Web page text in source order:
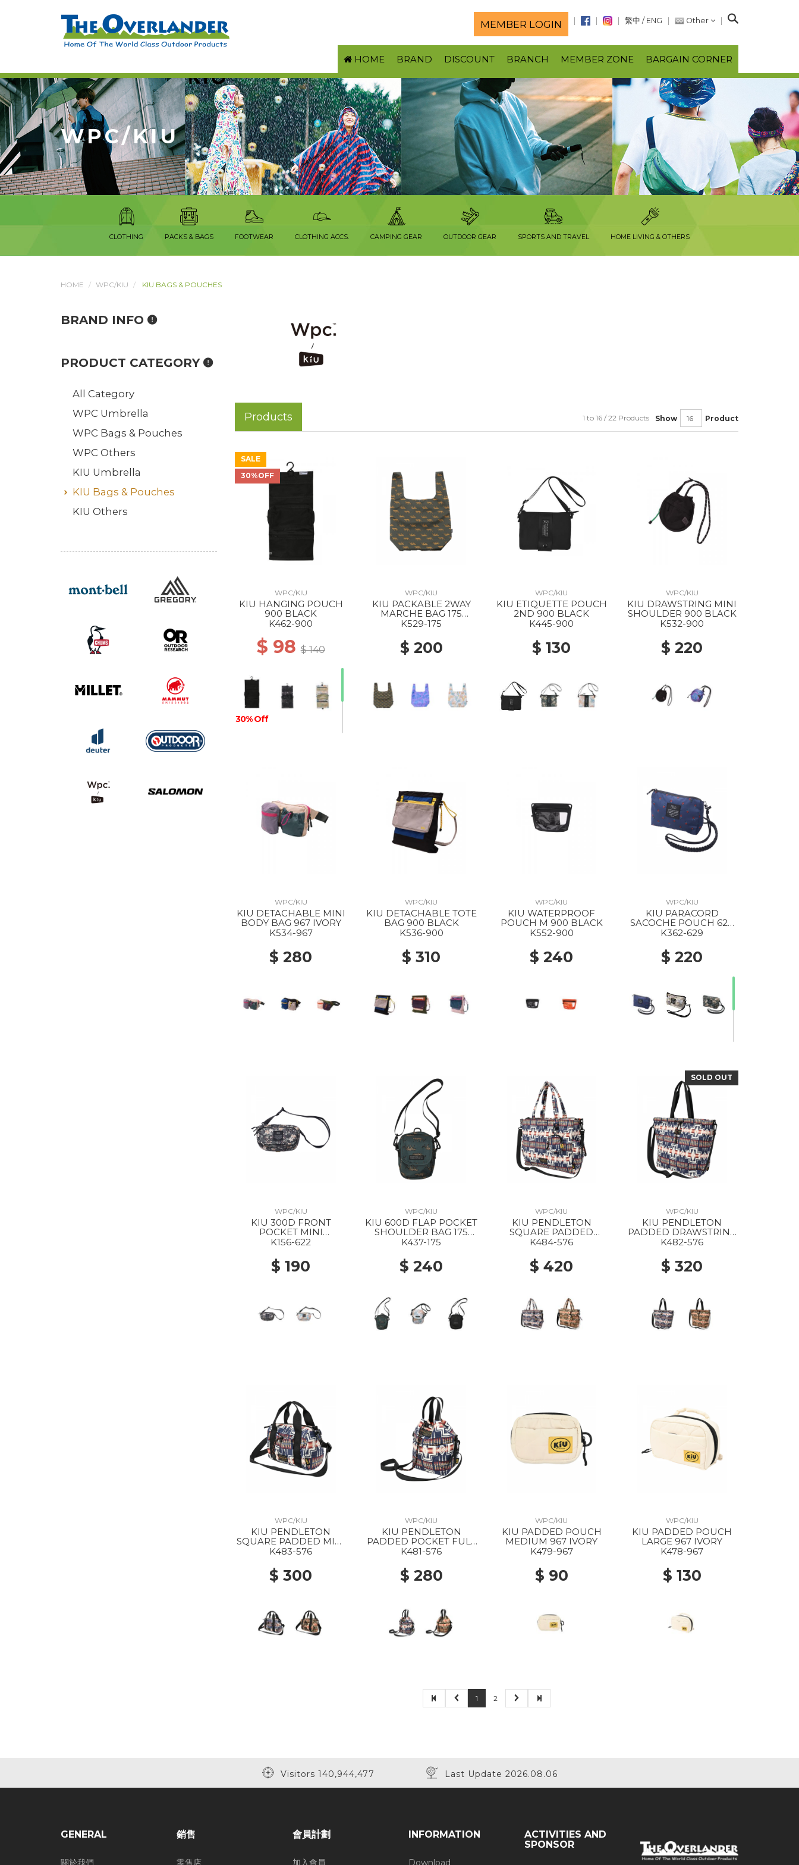
MEMBER LOGIN 繁中 / ENG Other
S
a
r
c
HOME BRAND DISCOUNT BRANCH MEMBER ZONE BARGAIN CORNER
WPC/KIU
CLOTHING PACKS & BAGS FOOTWEAR CLOTHING ACCS. CAMPING GEAR OUTDOOR GEAR SPORTS AND TRAVEL HOME LIVING & OTHERS
HOME WPC/KIU KIU BAGS & POUCHES
Products Show Product
1 to 16 / 22 Products
SALE
30%OFF
WPC/KIU
KIU HANGING POUCH
900 BLACK
K462-900
$ 98$ 140
30% Off
WPC/KIU
KIU PACKABLE 2WAY
MARCHE BAG 175
LEOPARD
K529-175
$ 200
WPC/KIU
KIU ETIQUETTE POUCH
2ND 900 BLACK
K445-900
$ 130
WPC/KIU
KIU DRAWSTRING MINI
SHOULDER 900 BLACK
K532-900
$ 220
WPC/KIU
KIU DETACHABLE MINI
BODY BAG 967 IVORY
K534-967
$ 280
WPC/KIU
KIU DETACHABLE TOTE
BAG 900 BLACK
K536-900
$ 310
WPC/KIU
KIU WATERPROOF
POUCH M 900 BLACK
K552-900
$ 240
WPC/KIU
KIU PARACORD
SACOCHE POUCH 629
ROSE
K362-629
$ 220
WPC/KIU
KIU 300D FRONT
POCKET MINI
SHOULDER BAG 622
K156-622
$ 190
WPC/KIU
KIU 600D FLAP POCKET
SHOULDER BAG 175
LEOPARD
K437-175
$ 240
WPC/KIU
KIU PENDLETON
SQUARE PADDED
MULTIPURPOSE TOTE
NAVY
K484-576
$ 420
SOLD OUT
WPC/KIU
KIU PENDLETON
PADDED DRAWSTRING
TOTE BAG 576
K482-576
$ 320
WPC/KIU
KIU PENDLETON
SQUARE PADDED MINI
BOSTON BAG 576
K483-576
$ 300
WPC/KIU
KIU PENDLETON
PADDED POCKET FULL
MINI BAG 576 HARDING
K481-576
$ 280
WPC/KIU
KIU PADDED POUCH
MEDIUM 967 IVORY
K479-967
$ 90
WPC/KIU
KIU PADDED POUCH
LARGE 967 IVORY
K478-967
$ 130
1 2
BRAND INFO
PRODUCT CATEGORY
All Category
WPC Umbrella
WPC Bags & Pouches
WPC Others
KIU Umbrella
KIU Bags & Pouches
KIU Others
Visitors 140,944,477 Last Update 2026.08.06
GENERAL
關於我們
銷售
零售店
會員計劃
加入會員
INFORMATION
Download
ACTIVITIES AND
SPONSOR